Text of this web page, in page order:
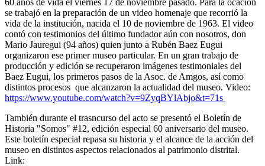
se trabajó en la preparación de un video homenaje que recorrió la
vida de la institución, nacida el 10 de noviembre de 1963. El video
contó con testimonios del último fundador aún con nosotros, don
Mario Jauregui (94 años) quien junto a Rubén Baez Eugui
organizaron ese primer museo particular. En un gran trabajo de
producción y edición se recuperaron imágenes testimoniales del
Baez Eugui, los primeros pasos de la Asoc. de Amgos, así como
distintos procesos que alcanzaron la actualidad del museo. Video:
https://www.youtube.com/watch?v=9ZyqBYlAbjo&t=71s
También durante el trasncurso del acto se presentó el Boletín de
Historia "Somos" #12, edición especial 60 aniversario del museo.
Este boletín especial repasa su historia y el alcance de la acción del
museo en distintos aspectos relacionados al patrimonio distrital.
Link: